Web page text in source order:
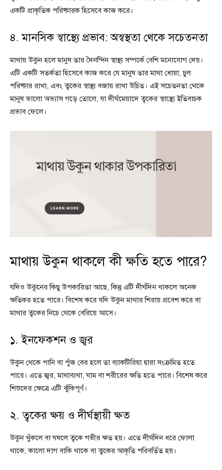
একটি প্রাকৃতিক পরিষ্কারক হিসেবে কাজ করে।
৪. মানসিক স্বাস্থ্যে প্রভাব: অস্বস্থতা থেকে সচেতনতা
মাথায় উকুন হলে মানুষ তার দৈনন্দিন স্বাস্থ্য সম্পর্কে বেশি মনোযোগ দেয়।
এটি একটি সতর্কতা হিসেবে কাজ করে যে মানুষ তার মাথা ধোয়া, চুল
পরিষ্কার রাখা, এবং ত্বকের স্বাস্থ্য বজায় রাখা উচিত। এই সচেতনতা থেকে
মানুষ ভালো অভ্যাস গড়ে তোলে, যা দীর্ঘমেয়াদে ত্বকের স্বাস্থ্যে ইতিবাচক
প্রভাব ফেলে।
মাথায় উকুন থাকলে কী ক্ষতি হতে পারে?
যদিও উকুনের কিছু উপকারিতা আছে, কিন্তু এটি দীর্ঘদিন থাকলে অনেক
ক্ষতিকর হতে পারে। বিশেষ করে যদি উকুন মাথার শিরায় প্রবেশ করে বা
মাথার ত্বকের নিচে থেকে বেরিয়ে আসে।
১. ইনফেকশন ও জ্বর
উকুন থেকে পানি বা পুঁজ বের হলে তা ব্যাকটিরিয়া দ্বারা সংক্রমিত হতে
পারে। এতে জ্বর, মাথাব্যথা, ঘাম বা শরীরের ক্ষতি হতে পারে। বিশেষ করে
শিশুদের ক্ষেত্রে এটি ঝুঁকিপূর্ণ।
২. ত্বকের ক্ষয় ও দীর্ঘস্থায়ী ক্ষত
উকুন খুঁকলে বা ঘষলে ত্বকে গভীর ক্ষত হয়। এতে দীর্ঘদিন ধরে ফোলা
থাকে, কালো দাগ বাকি থাকে বা ত্বকের আকৃতি পরিবর্তিত হয়।